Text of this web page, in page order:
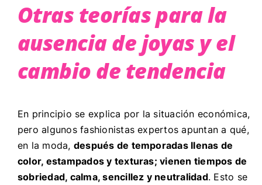
Otras teorías para la
ausencia de joyas y el
cambio de tendencia
En principio se explica por la situación económica,
pero algunos fashionistas expertos apuntan a qué,
en la moda, después de temporadas llenas de
color, estampados y texturas; vienen tiempos de
sobriedad, calma, sencillez y neutralidad. Esto se